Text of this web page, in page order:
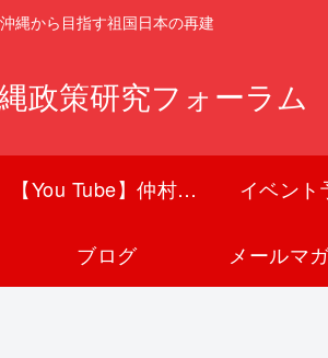
沖縄から目指す祖国日本の再建
政策研究フォーラム
【You Tube】仲村覚チャンネル イベント
ブログ メールマ